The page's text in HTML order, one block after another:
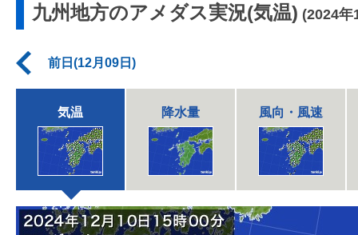
九州地方のアメダス実況(気温) (2024年
前日(12月09日)
気温 降水量 風向・風速